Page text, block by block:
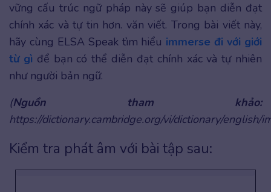
vững cấu trúc ngữ pháp này sẽ giúp bạn diễn đạt
chính xác và tự tin hơn. văn viết. Trong bài viết này,
hãy cùng ELSA Speak tìm hiểu immerse đi với giới
từ gì để bạn có thể diễn đạt chính xác và tự nhiên
như người bản ngữ.
(Nguồn tham khảo:
https://dictionary.cambridge.org/vi/dictionary/english/
Kiểm tra phát âm với bài tập sau: